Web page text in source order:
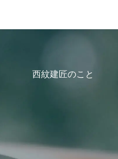
西紋建匠のこと